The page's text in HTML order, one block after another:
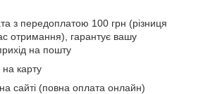
з передоплатою 100 грн (різниця
отримання), гарантує вашу
прихід на пошту
карту
сайті (повна оплата онлайн)